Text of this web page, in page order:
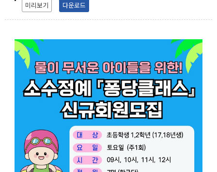
미리보기
다운로드